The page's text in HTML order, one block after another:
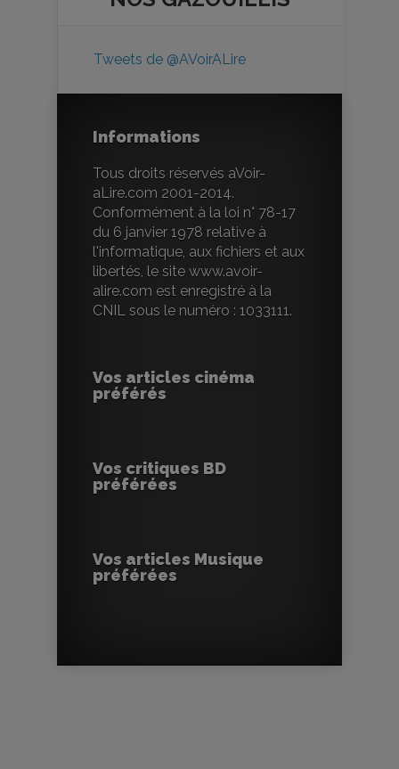
Tweets de @AVoirALire
Informations
Tous droits réservés aVoir-
aLire.com 2001-2014.
Conformément à la loi n° 78-17
du 6 janvier 1978 relative à
l'informatique, aux fichiers et aux
libertés, le site www.avoir-
alire.com est enregistré à la
CNIL sous le numéro : 1033111.
Vos articles cinéma
préférés
Vos critiques BD
préférées
Vos articles Musique
préférées